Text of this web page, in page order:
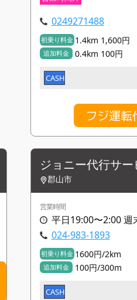
0249271488
初乗り料金 1.4km 1,600円
追加料金 0.4km 100円
CASH
フジ運転
ジョニー代行サー
郡山市
営業時間
平日19:00〜2:00
024-983-1893
初乗り料金 1600円/2km
追加料金 100円/300m
CASH